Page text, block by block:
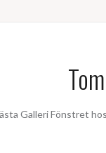
Galleri Fönstret